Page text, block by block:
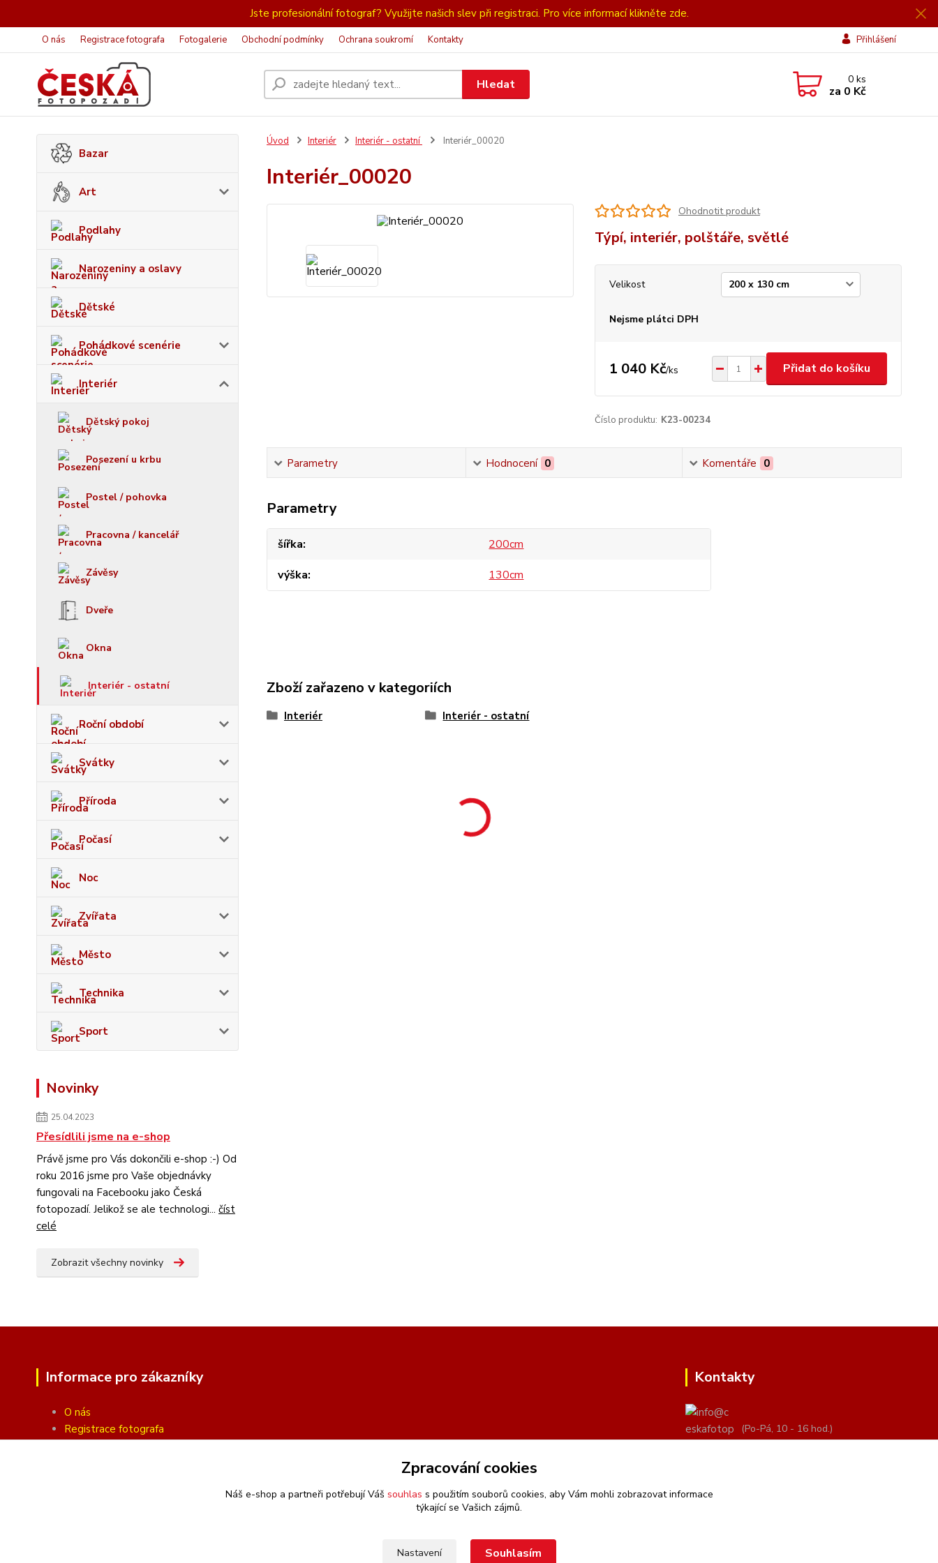
Jste profesionální fotograf? Využijte našich slev při registraci. Pro více informací klikněte zde.
O nás Registrace fotografa Fotogalerie Obchodní podmínky Ochrana soukromí Kontakty Přihlášení
Hledat 0ks
za 0 Kč
Bazar
Art
Podlahy
Narozeniny a oslavy
Dětské
Pohádkové scenérie
Interiér
Dětský pokoj
Posezení u krbu
Postel / pohovka
Pracovna / kancelář
Závěsy
Dveře
Okna
Interiér - ostatní
Roční období
Svátky
Příroda
Počasí
Noc
Zvířata
Město
Technika
Sport
Novinky
25.04.2023
Přesídlili jsme na e-shop
Právě jsme pro Vás dokončili e-shop :-) Od
roku 2016 jsme pro Vaše objednávky
fungovali na Facebooku jako Česká
fotopozadí. Jelikož se ale technologi... číst
celé
Zobrazit všechny novinky
Úvod Interiér Interiér - ostatní Interiér_00020
Interiér_00020
Ohodnotit produkt
Týpí, interiér, polštáře, světlé
Velikost
Nejsme plátci DPH
1 040 Kč/ks Přidat do košíku
Číslo produktu: K23-00234
Parametry Hodnocení 0 Komentáře 0
Parametry
šířka
200cm
výška
130cm
Zboží zařazeno v kategoriích
Interiér Interiér - ostatní
Informace pro zákazníky
O nás
Registrace fotografa
Kontakty
(Po-Pá, 10 - 16 hod.)
Zpracování cookies
Náš e-shop a partneři potřebují Váš souhlas s použitím souborů cookies, aby Vám mohli zobrazovat informace
týkající se Vašich zájmů.
Nastavení Souhlasím